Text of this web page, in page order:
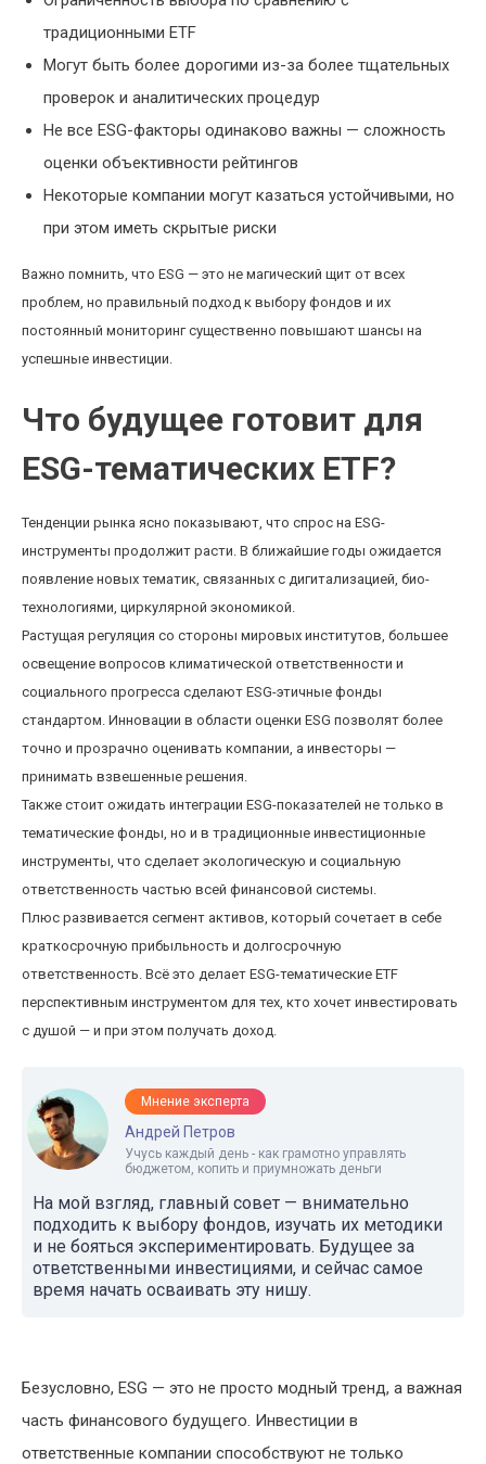
традиционными ETF
Могут быть более дорогими из-за более тщательных
проверок и аналитических процедур
Не все ESG-факторы одинаково важны — сложность
оценки объективности рейтингов
Некоторые компании могут казаться устойчивыми, но
при этом иметь скрытые риски
Важно помнить, что ESG — это не магический щит от всех
проблем, но правильный подход к выбору фондов и их
постоянный мониторинг существенно повышают шансы на
успешные инвестиции.
Что будущее готовит для
ESG-тематических ETF?
Тенденции рынка ясно показывают, что спрос на ESG-
инструменты продолжит расти. В ближайшие годы ожидается
появление новых тематик, связанных с дигитализацией, био-
технологиями, циркулярной экономикой.
Растущая регуляция со стороны мировых институтов, большее
освещение вопросов климатической ответственности и
социального прогресса сделают ESG-этичные фонды
стандартом. Инновации в области оценки ESG позволят более
точно и прозрачно оценивать компании, а инвесторы —
принимать взвешенные решения.
Также стоит ожидать интеграции ESG-показателей не только в
тематические фонды, но и в традиционные инвестиционные
инструменты, что сделает экологическую и социальную
ответственность частью всей финансовой системы.
Плюс развивается сегмент активов, который сочетает в себе
краткосрочную прибыльность и долгосрочную
ответственность. Всё это делает ESG-тематические ETF
перспективным инструментом для тех, кто хочет инвестировать
с душой — и при этом получать доход.
Мнение эксперта
Андрей Петров
Учусь каждый день - как грамотно управлять
бюджетом, копить и приумножать деньги
На мой взгляд, главный совет — внимательно
подходить к выбору фондов, изучать их методики
и не бояться экспериментировать. Будущее за
ответственными инвестициями, и сейчас самое
время начать осваивать эту нишу.
Безусловно, ESG — это не просто модный тренд, а важная
часть финансового будущего. Инвестиции в
ответственные компании способствуют не только